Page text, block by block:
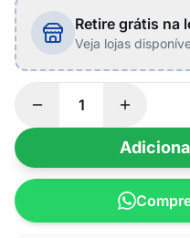
Retire grátis na
Veja lojas